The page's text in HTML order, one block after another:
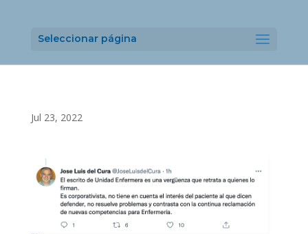
Seleccionar página
Jul 23, 2022